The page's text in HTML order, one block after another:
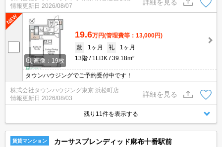
情報更新日 2026/08/07
詳細を見る
画像：19枚
19.6万円(管理費等：13,000円)
敷
1ヶ月 礼
1ヶ月
13階
1LDK 39.18m²
タウンハウジングでご予約受付中です！
株式会社タウンハウジング東京 浜松町店
情報更新日 2026/08/03
詳細を見る
残り11件を表示する
賃貸マンション カーサスプレンディッド麻布十番駅前